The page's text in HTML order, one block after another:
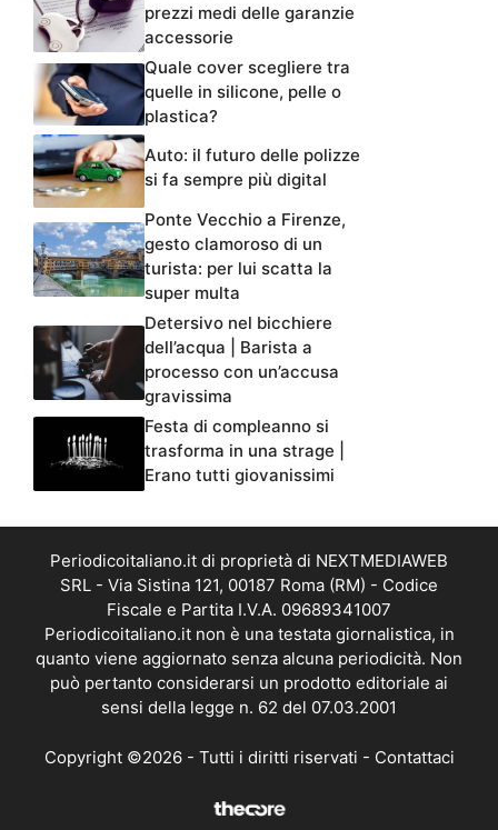
prezzi medi delle garanzie
accessorie
Quale cover scegliere tra
quelle in silicone, pelle o
plastica?
Auto: il futuro delle polizze
si fa sempre più digital
Ponte Vecchio a Firenze,
gesto clamoroso di un
turista: per lui scatta la
super multa
Detersivo nel bicchiere
dell’acqua | Barista a
processo con un’accusa
gravissima
Festa di compleanno si
trasforma in una strage |
Erano tutti giovanissimi
Periodicoitaliano.it di proprietà di NEXTMEDIAWEB
SRL - Via Sistina 121, 00187 Roma (RM) - Codice
Fiscale e Partita I.V.A. 09689341007
Periodicoitaliano.it non è una testata giornalistica, in
quanto viene aggiornato senza alcuna periodicità. Non
può pertanto considerarsi un prodotto editoriale ai
sensi della legge n. 62 del 07.03.2001
Copyright ©2026 - Tutti i diritti riservati - Contattaci